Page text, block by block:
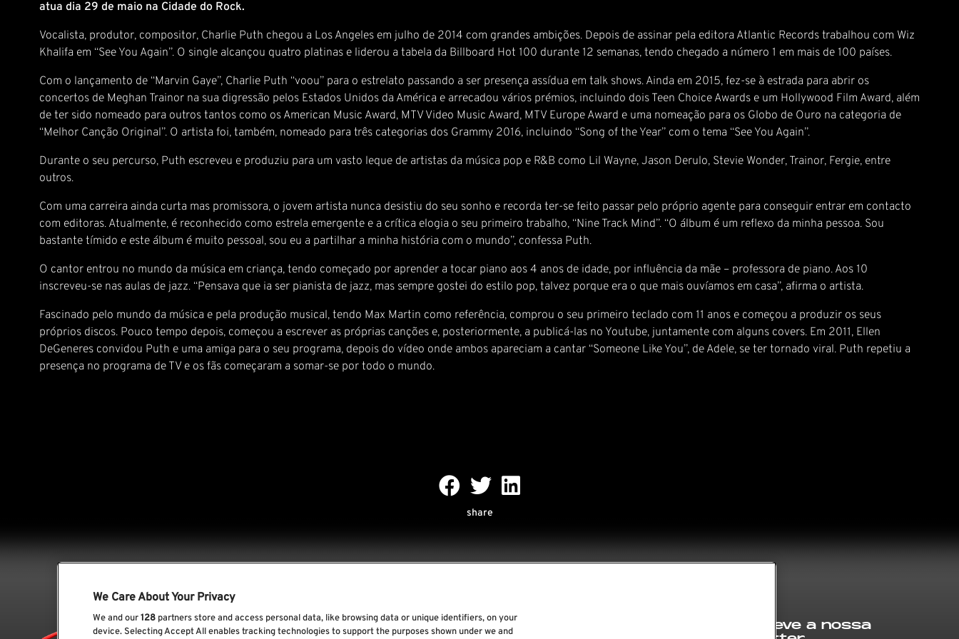
atua dia 29 de maio na Cidade do Rock.
Vocalista, produtor, compositor, Charlie Puth chegou a Los Angeles em julho de 2014 com grandes ambições. Depois de assinar pela editora Atlantic Records trabalhou com Wiz
Khalifa em “See You Again”. O single alcançou quatro platinas e liderou a tabela da Billboard Hot 100 durante 12 semanas, tendo chegado a número 1 em mais de 100 países.
Com o lançamento de “Marvin Gaye”, Charlie Puth “voou” para o estrelato passando a ser presença assídua em talk shows. Ainda em 2015, fez-se à estrada para abrir os
concertos de Meghan Trainor na sua digressão pelos Estados Unidos da América e arrecadou vários prémios, incluindo dois Teen Choice Awards e um Hollywood Film Award, além
de ter sido nomeado para outros tantos como os American Music Award, MTV Video Music Award, MTV Europe Award e uma nomeação para os Globo de Ouro na categoria de
“Melhor Canção Original”. O artista foi, também, nomeado para três categorias dos Grammy 2016, incluindo “Song of the Year” com o tema “See You Again”.
Durante o seu percurso, Puth escreveu e produziu para um vasto leque de artistas da música pop e R&B como Lil Wayne, Jason Derulo, Stevie Wonder, Trainor, Fergie, entre
outros.
Com uma carreira ainda curta mas promissora, o jovem artista nunca desistiu do seu sonho e recorda ter-se feito passar pelo próprio agente para conseguir entrar em contacto
com editoras. Atualmente, é reconhecido como estrela emergente e a crítica elogia o seu primeiro trabalho, “Nine Track Mind”. “O álbum é um reflexo da minha pessoa. Sou
bastante tímido e este álbum é muito pessoal, sou eu a partilhar a minha história com o mundo”, confessa Puth.
O cantor entrou no mundo da música em criança, tendo começado por aprender a tocar piano aos 4 anos de idade, por influência da mãe – professora de piano. Aos 10
inscreveu-se nas aulas de jazz. “Pensava que ia ser pianista de jazz, mas sempre gostei do estilo pop, talvez porque era o que mais ouvíamos em casa”, afirma o artista.
Fascinado pelo mundo da música e pela produção musical, tendo Max Martin como referência, comprou o seu primeiro teclado com 11 anos e começou a produzir os seus
próprios discos. Pouco tempo depois, começou a escrever as próprias canções e, posteriormente, a publicá-las no Youtube, juntamente com alguns covers. Em 2011, Ellen
DeGeneres convidou Puth e uma amiga para o seu programa, depois do vídeo onde ambos apareciam a cantar “Someone Like You”, de Adele, se ter tornado viral. Puth repetiu a
presença no programa de TV e os fãs começaram a somar-se por todo o mundo.
share
Rock World
Subscreve a nossa
We Care About Your Privacy
We and our128 partners store and access personal data, like browsing data or unique identifiers, on your
device. Selecting Accept All enables tracking technologies to support the purposes shown under we and